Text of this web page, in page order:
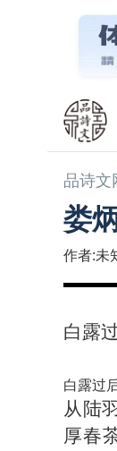
品诗文
娄
作者:未
白露
白露过
从陆
厚春